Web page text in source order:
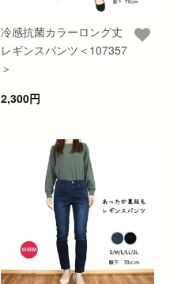
冷感抗菌カラーロング丈
レギンスパンツ＜107357
＞
2,300円